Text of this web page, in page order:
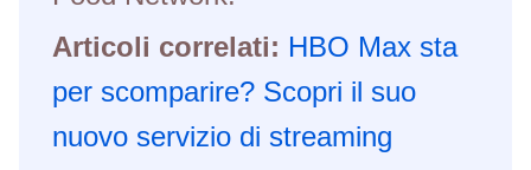
Articoli correlati: HBO Max sta
per scomparire? Scopri il suo
nuovo servizio di streaming